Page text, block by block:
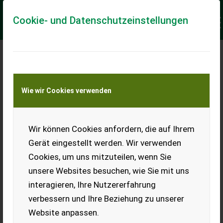
Cookie- und Datenschutzeinstellungen
Wie wir Cookies verwenden
Wir können Cookies anfordern, die auf Ihrem
Gerät eingestellt werden. Wir verwenden
Cookies, um uns mitzuteilen, wenn Sie
unsere Websites besuchen, wie Sie mit uns
interagieren, Ihre Nutzererfahrung
verbessern und Ihre Beziehung zu unserer
Website anpassen.
Meine Transportkostenanfrage
Transport von Land- und Baumaschinen –
KEINE Tiertransporte
Ladeort
Ort